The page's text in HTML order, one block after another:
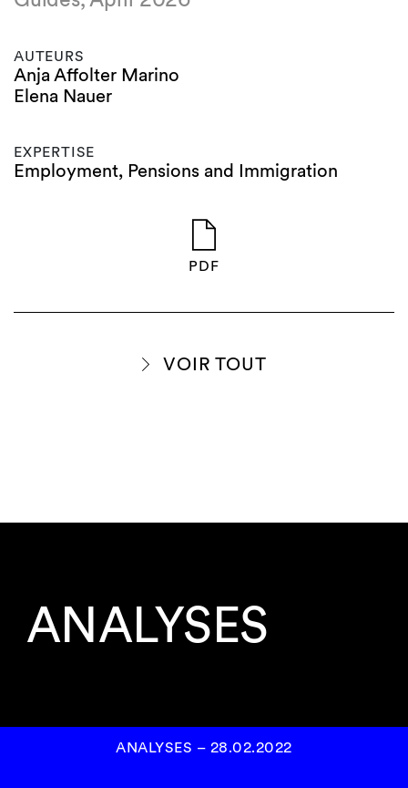
AUTEURS
Anja Affolter Marino
Elena Nauer
EXPERTISE
Employment, Pensions and Immigration
PDF
VOIR TOUT
ANALYSES
ANALYSES – 28.02.2022